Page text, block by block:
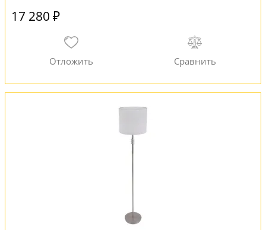
17 280 ₽